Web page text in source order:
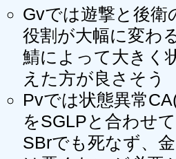
Gvでは遊撃と後衛
役割が大幅に変わ
鯖によって大きく
えた方が良さそう
Pvでは状態異常
をSGLPと合わせ
SBrでも死なず、